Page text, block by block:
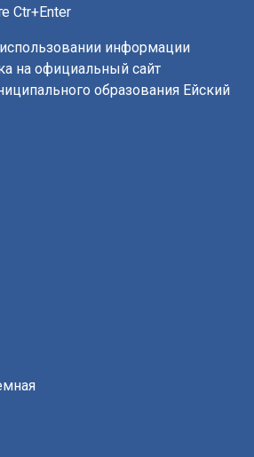
Ctr+Enter
информации
на официальный сайт
образования Ейский